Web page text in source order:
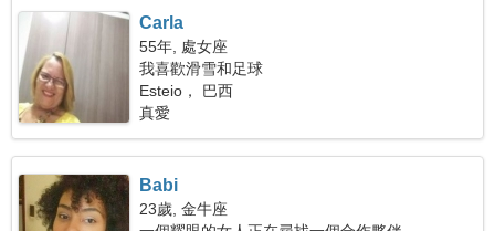
Carla
55年, 處女座
我喜歡滑雪和足球
Esteio， 巴西
真愛
Babi
23歲, 金牛座